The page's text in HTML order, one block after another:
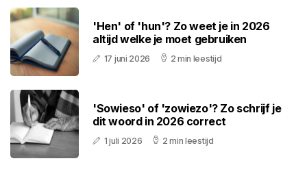
'Hen' of 'hun'? Zo weet je in 2026
altijd welke je moet gebruiken
17 juni 2026 2 min leestijd
'Sowieso' of 'zowiezo'? Zo schrijf je
dit woord in 2026 correct
1 juli 2026 2 min leestijd